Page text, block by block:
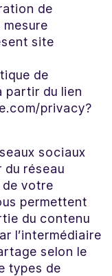
de
mesure
site
de
partir du lien
privacy?
sociaux
du réseau
votre
permettent
du contenu
l’intermédiaire
selon le
types de